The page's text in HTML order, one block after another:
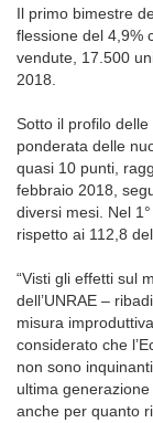
Il primo bimestre
flessione del 4,9%
vendute, 17.500
2018.
Sotto il profilo
ponderata delle
quasi 10 punti,
febbraio 2018,
diversi mesi. Nel
rispetto ai 112,8
“Visti gli effetti sul
dell’UNRAE –
misura
considerato che
non sono
ultima
anche per quanto